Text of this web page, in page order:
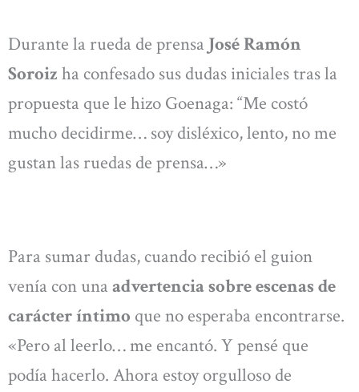
Durante la rueda de prensa José Ramón
Soroiz ha confesado sus dudas iniciales tras la
propuesta que le hizo Goenaga: “Me costó
mucho decidirme… soy disléxico, lento, no me
gustan las ruedas de prensa…»
Para sumar dudas, cuando recibió el guion
venía con una advertencia sobre escenas de
carácter íntimo que no esperaba encontrarse.
«Pero al leerlo… me encantó. Y pensé que
podía hacerlo. Ahora estoy orgulloso de